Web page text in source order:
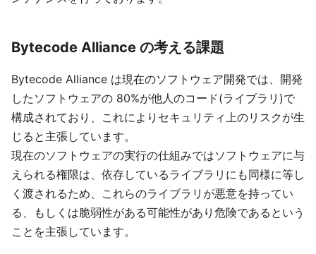
Bytecode Alliance の考える課題
Bytecode Alliance は現在のソフトウェア開発では、開発
したソフトウェアの 80%が他人のコード(ライブラリ)で
構成されており、これによりセキュリティ上のリスクが生
じると主張しています。
現在のソフトウェアの実行の仕組みではソフトウェアに与
えられる権限は、依存しているライブラリにも同様に等し
く渡されるため、これらのライブラリが悪意を持ってい
る、もしくは脆弱性がある可能性があり危険であるという
ことを主張しています。